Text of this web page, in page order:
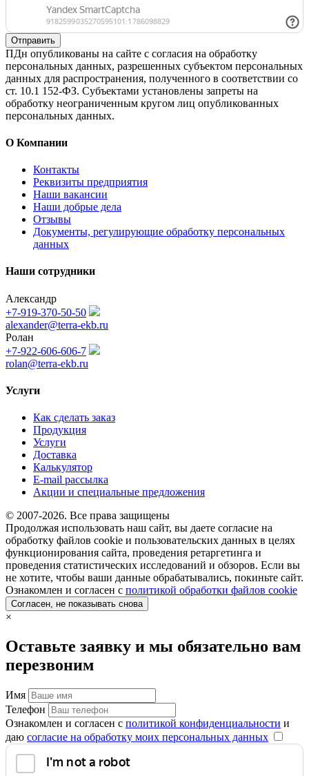
Отправить
ПДн опубликованы на сайте с согласия на обработку
персональных данных, разрешенных субъектом персональных
данных для распространения, полученного в соответствии со
ст. 10.1 152-ФЗ. Субъектами установлены запреты на
обработку неограниченным кругом лиц опубликованных
персональных данных.
О Компании
Контакты
Реквизиты предприятия
Наши вакансии
Наши добрые дела
Отзывы
Документы, регулирующие обработку персональных
данных
Наши сотрудники
Александр
+7-919-370-50-50
alexander@terra-ekb.ru
Ролан
+7-922-606-606-7
rolan@terra-ekb.ru
Услуги
Как сделать заказ
Продукция
Услуги
Доставка
Калькулятор
E-mail рассылка
Акции и специальные предложения
© 2007-2026. Все права защищены
Продолжая использовать наш сайт, вы даете согласие на
обработку файлов cookie и пользовательских данных в целях
функционирования сайта, проведения ретаргетинга и
проведения статистических исследований и обзоров. Если вы
не хотите, чтобы ваши данные обрабатывались, покиньте сайт.
Ознакомлен и согласен с политикой обработки файлов cookie
Согласен, не показывать снова
×
Оставьте заявку и мы обязательно вам
перезвоним
Имя
Телефон
Ознакомлен и согласен с политикой конфиденциальности и
даю согласие на обработку моих персональных данных